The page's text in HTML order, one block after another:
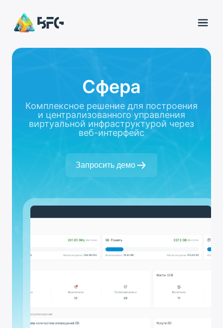
Сфера
Комплексное решение для построения
и централизованного управления
виртуальной инфраструктурой через
веб-интерфейс
Запросить демо